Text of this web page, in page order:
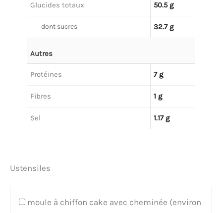
Glucides totaux 50.5 g
dont sucres 32.7 g
Autres
Protéines 7 g
Fibres 1 g
Sel 1.17 g
Ustensiles
moule à chiffon cake avec cheminée (environ